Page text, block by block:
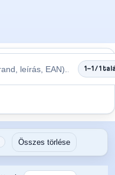
1–1 / 1
Összes törlése